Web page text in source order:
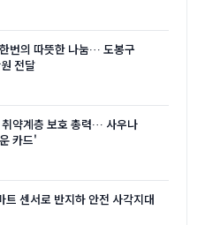
번의 따뜻한 나눔… 도봉구
전달
약계층 보호 총력… 사우나
카드'
센서로 반지하 안전 사각지대